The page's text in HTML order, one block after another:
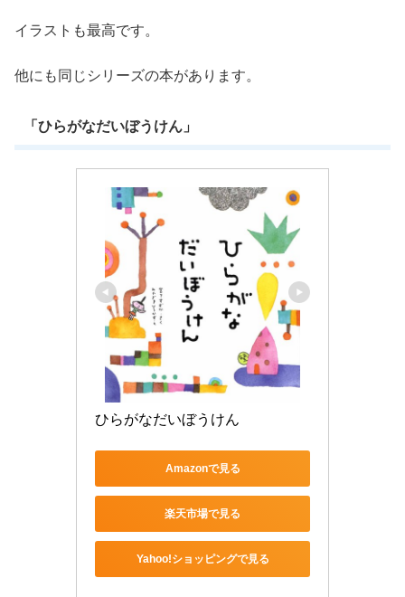
イラストも最高です。
他にも同じシリーズの本があります。
「ひらがなだいぼうけん」
ひらがなだいぼうけん
Amazonで見る
楽天市場で見る
Yahoo!ショッピングで見る